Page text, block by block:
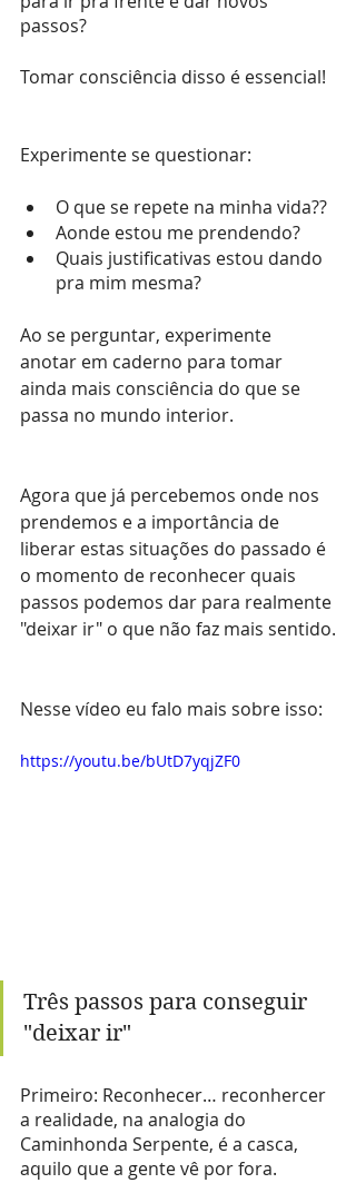
passos?
Tomar consciência disso é essencial!
Experimente se questionar:
O que se repete na minha vida??
Aonde estou me prendendo?
Quais justificativas estou dando
pra mim mesma?
Ao se perguntar, experimente
anotar em caderno para tomar
ainda mais consciência do que se
passa no mundo interior.
Agora que já percebemos onde nos
prendemos e a importância de
liberar estas situações do passado é
o momento de reconhecer quais
passos podemos dar para realmente
"deixar ir" o que não faz mais sentido.
Nesse vídeo eu falo mais sobre isso:
https://youtu.be/bUtD7yqjZF0
Três passos para conseguir
"deixar ir"
Primeiro: Reconhecer… reconhercer
a realidade, na analogia do
Caminhonda Serpente, é a casca,
aquilo que a gente vê por fora.